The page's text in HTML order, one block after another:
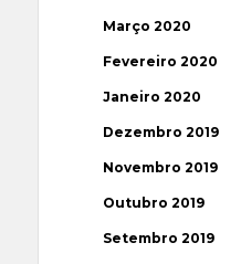
Março 2020
Fevereiro 2020
Janeiro 2020
Dezembro 2019
Novembro 2019
Outubro 2019
Setembro 2019